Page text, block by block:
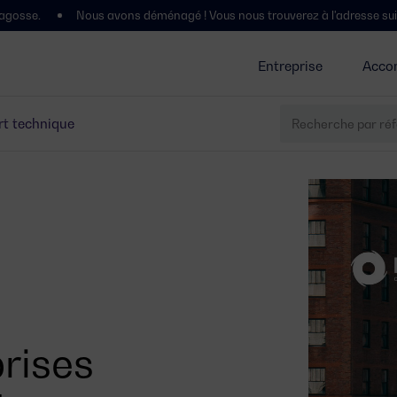
Entreprise
technique
Nous avons déménagé ! Vous nous trouverez à l'adresse suivante :